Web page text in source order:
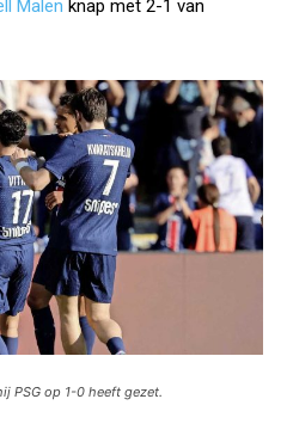
Malen knap met 2-1 van
PSG op 1-0 heeft gezet.